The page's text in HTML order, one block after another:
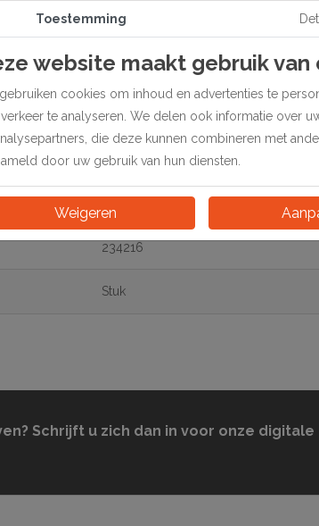
234216
Stuk
Schrijft u zich dan in voor onze digitale
Toestemming
website maakt gebruik van
cookies om inhoud en advertenties te
te analyseren. We delen ook informatie over
die deze kunnen combineren met
door uw gebruik van hun diensten.
Weigeren